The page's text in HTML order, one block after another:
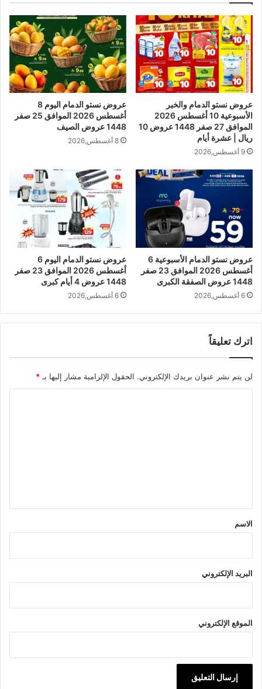
عروض نستو الدمام والخبر
الأسبوعية 10 أغسطس 2026
الموافق 27 صفر 1448 عروض 10
ريال | عشرة أيام
9 أغسطس,2026
عروض نستو الدمام اليوم 8
أغسطس 2026 الموافق 25 صفر
1448 عروض الصيف
8 أغسطس,2026
عروض نستو الدمام الأسبوعية 6
أغسطس 2026 الموافق 23 صفر
1448 عروض الصفقة الكبرى
6 أغسطس,2026
عروض نستو الدمام اليوم 6
أغسطس 2026 الموافق 23 صفر
1448 عروض 4 أيام كبرى
6 أغسطس,2026
اترك تعليقاً
لن يتم نشر عنوان بريدك الإلكتروني. الحقول الإلزامية مشار إليها بـ *
*
الاسم
البريد الإلكتروني
الموقع الإلكتروني